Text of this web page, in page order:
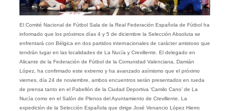
El Comité Nacional de Fútbol Sala de la Real Federación Española de Fútbol ha
informado que los próximos días 4 y 5 de diciembre la Selección Absoluta se
enfrentará con Bélgica en dos partidos internacionales de carácter amistoso que
tendrán lugar en las localidades de La Nucía y Crevillente. El delegado en
Alicante de la Federación de Fútbol de la Comunidad Valenciana, Damián
López, ha confirmado este extremo y ha avanzado asímismo que el próximo
viernes, día 24 de noviembre, ambos encuentros serán presentados en rueda
de prensa tanto en el Pabellón de la Ciudad Deportiva ‘Camilo Cano’ de La
Nucía como en el Salón de Plenos del Ayuntamiento de Crevillente. La
expedición de la Selección Española que dirige José Venancio López Hierro